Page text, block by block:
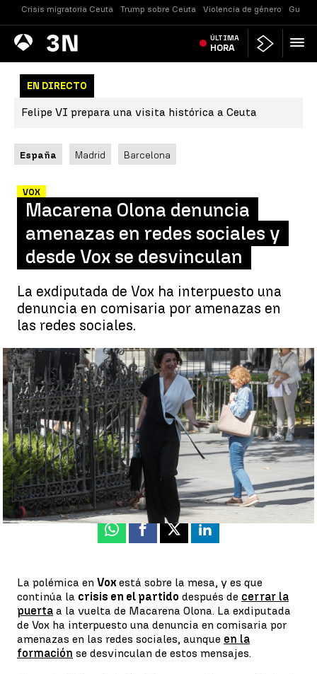
Crisis migratoria Ceuta Trump sobre Ceuta Violencia de género
Antena
3 Noticias ÚLTIMA
HORA
EN DIRECTO
Felipe VI prepara una visita histórica a Ceuta
España Madrid Barcelona
VOX
Macarena Olona denuncia
amenazas en redes sociales y
desde Vox se desvinculan
La exdiputada de Vox ha interpuesto una
denuncia en comisaria por amenazas en
las redes sociales.
Rafael Monterde, Daniela del Barco, Lucía González, Raúl
Marqueta
Ángela Clemente
Publicado:27 de septiembre de 2022, 21:26
Whatsapp
Facebook
X Linkedin
La polémica en Voxestá sobre la mesa, y es que
continúa la crisis en el partido después de cerrar la
puerta a la vuelta de Macarena Olona. La exdiputada
de Vox ha interpuesto una denuncia en comisaria por
amenazas en las redes sociales, aunque en la
formación se desvinculan de estos mensajes.